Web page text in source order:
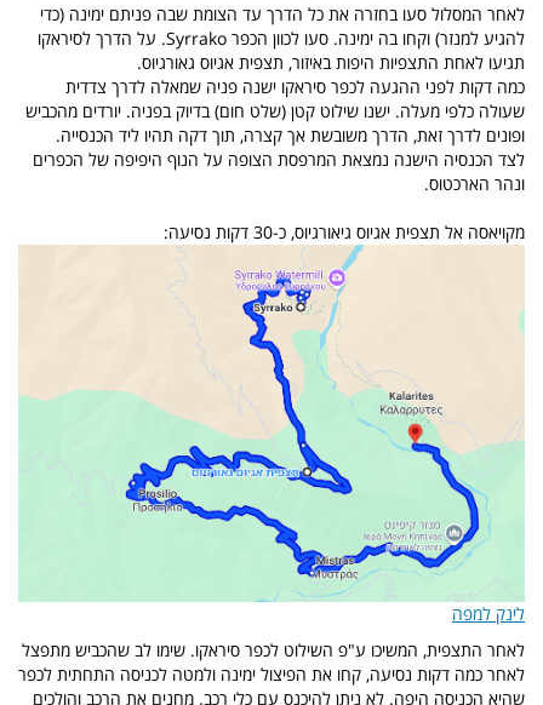
לאחר המסלול סעו בחזרה את כל הדרך עד הצומת שבה פניתם ימינה (כדי
להגיע למנזר) וקחו בה ימינה. סעו לכוון הכפר Syrrako. על הדרך לסיראקו
תגיעו לאחת התצפיות היפות באיזור, תצפית אגיוס גאורגיוס.
כמה דקות לפני ההגעה לכפר סיראקו ישנה פניה שמאלה לדרך צדדית
שעולה כלפי מעלה. ישנו שילוט קטן (שלט חום) בדיוק בפניה. יורדים מהכביש
ופונים לדרך זאת, הדרך משובשת אך קצרה, תוך דקה תהיו ליד הכנסייה.
לצד הכנסיה הישנה נמצאת המרפסת הצופה על הנוף היפיפה של הכפרים
ונהר הארכטוס.
מקויאסה אל תצפית אגיוס גיאורגיוס, כ-30 דקות נסיעה:
לינק למפה
לאחר התצפית, המשיכו ע"פ השילוט לכפר סיראקו. שימו לב שהכביש מתפצל
לאחר כמה דקות נסיעה, קחו את הפיצול ימינה ולמטה לכניסה התחתית לכפר
שהיא הכניסה היפה. לא ניתן להיכנס עם כלי רכב. מחנים את הרכב והולכים